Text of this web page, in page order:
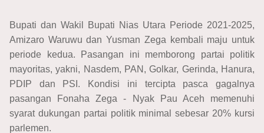
Bupati dan Wakil Bupati Nias Utara Periode 2021-2025,
Amizaro Waruwu dan Yusman Zega kembali maju untuk
periode kedua. Pasangan ini memborong partai politik
mayoritas, yakni, Nasdem, PAN, Golkar, Gerinda, Hanura,
PDIP dan PSI. Kondisi ini tercipta pasca gagalnya
pasangan Fonaha Zega - Nyak Pau Aceh memenuhi
syarat dukungan partai politik minimal sebesar 20% kursi
parlemen.